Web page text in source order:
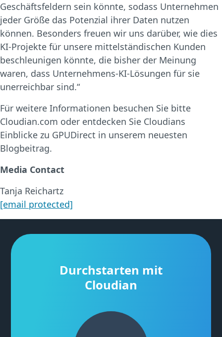
Geschäftsfeldern sein könnte, sodass Unternehmen
jeder Größe das Potenzial ihrer Daten nutzen
können. Besonders freuen wir uns darüber, wie dies
KI-Projekte für unsere mittelständischen Kunden
beschleunigen könnte, die bisher der Meinung
waren, dass Unternehmens-KI-Lösungen für sie
unerreichbar sind.“
Für weitere Informationen besuchen Sie bitte
Cloudian.com oder entdecken Sie Cloudians
Einblicke zu GPUDirect in unserem neuesten
Blogbeitrag.
Media Contact
Tanja Reichartz
[email protected]
Durchstarten mit
Cloudian